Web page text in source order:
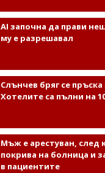
AI започна да прави
му е разрешавал
Слънчев бряг се
Хотелите са пълни на
Мъж е арестуван, след
покрива на болница и
в пациентите